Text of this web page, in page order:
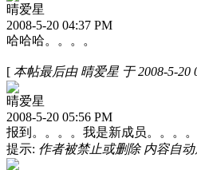
晴爱星
2008-5-20 04:37 PM
哈哈哈。。。。
[ 本帖最后由 晴爱星 于 2008-5-20
晴爱星
2008-5-20 05:56 PM
报到。。。。我是新成员。。。。
提示: 作者被禁止或删除 内容自